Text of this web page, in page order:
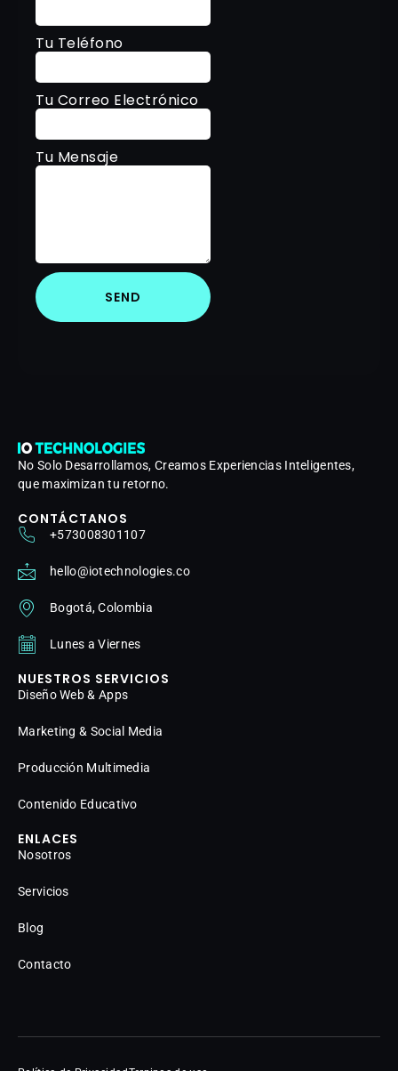
Tu Teléfono
Tu Correo Electrónico
Tu Mensaje
SEND
No Solo Desarrollamos, Creamos Experiencias Inteligentes,
que maximizan tu retorno.
CONTÁCTANOS
+573008301107
hello@iotechnologies.co
Bogotá, Colombia
Lunes a Viernes
NUESTROS SERVICIOS
Diseño Web & Apps
Marketing & Social Media
Producción Multimedia
Contenido Educativo
ENLACES
Nosotros
Servicios
Blog
Contacto